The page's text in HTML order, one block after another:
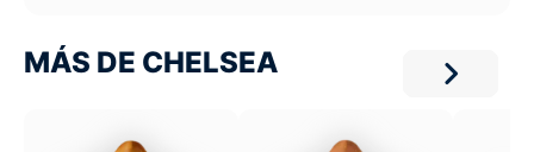
MÁS DE CHELSEA